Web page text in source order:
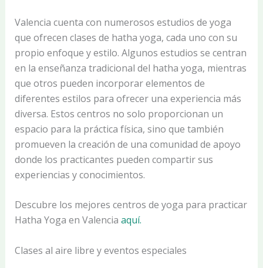
Valencia cuenta con numerosos estudios de yoga
que ofrecen clases de hatha yoga, cada uno con su
propio enfoque y estilo. Algunos estudios se centran
en la enseñanza tradicional del hatha yoga, mientras
que otros pueden incorporar elementos de
diferentes estilos para ofrecer una experiencia más
diversa. Estos centros no solo proporcionan un
espacio para la práctica física, sino que también
promueven la creación de una comunidad de apoyo
donde los practicantes pueden compartir sus
experiencias y conocimientos.
Descubre los mejores centros de yoga para practicar
Hatha Yoga en Valencia aquí.
Clases al aire libre y eventos especiales